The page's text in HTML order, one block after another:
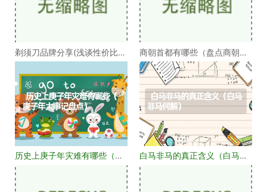
剃须刀品牌分享(浅谈性价比高
的剃须刀品牌）
商朝首都有哪些（盘点商朝的
十几个首都）
历史上庚子年灾难有哪些（庚
白马非马的真正含义（白马非